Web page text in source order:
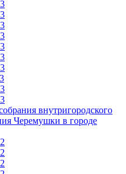
внутригородского
Черемушки в городе